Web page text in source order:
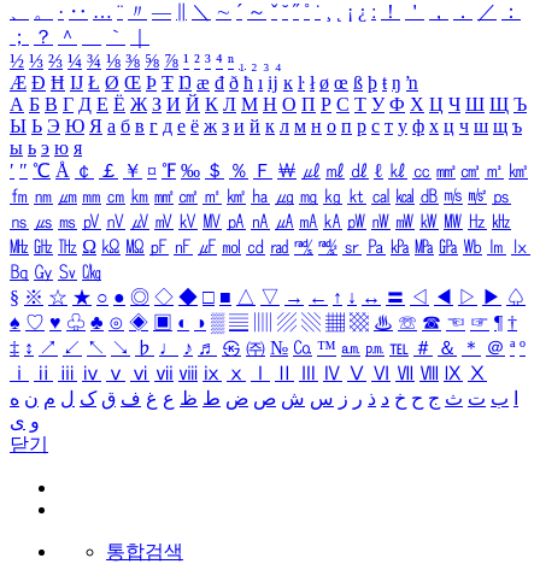
、
。 · ‥ … ¨ 〃 ― ＼ ∼ ´ ～ ˇ ˘ ˝ ˚ ˙ ¸ ¡ ¿ ː ！ ＇ ， ． ／
：
；
？ ＾ ｀
½ ⅓ ⅔ ¼ ¾ ⅛ ⅜ ⅝ ⅞ ¹ ² ³ ⁴ ⁿ ₁ ₂ ₃ ₄
Æ Ð Ħ Ĳ Ł Ø Œ Þ Ŧ Ŋ æ đ ð ħ ı ĳ ĸ ŀ ł ø œ ß þ ŧ ŋ ŉ
А Б В Г Д Е Ё Ж З И Й К Л М Н О П Р С Т У Ф Х Ц Ч Ш Щ Ъ
Ы Ь Э Ю Я а б в г д е ё ж з и й к л м н о п р с т у ф х ц ч ш щ ъ
ы ь э ю я
′ ″ ℃ Å ￠ ￡ ￥ ¤ ℉ ‰ ＄ ％ Ｆ ￦ ㎕ ㎖ ㎗ ℓ ㎘ ㏄ ㎣ ㎤ ㎥ ㎦
㎙ ㎚ ㎛ ㎜ ㎝ ㎞ ㎟ ㎠ ㎡ ㎢ ㏊ ㎍ ㎎ ㎏ ㏏ ㎈ ㎉ ㏈ ㎧ ㎨ ㎰
㎱ ㎲ ㎳ ㎴ ㎵ ㎶ ㎷ ㎸ ㎹ ㎀ ㎁ ㎂ ㎃ ㎄ ㎺ ㎻ ㎽ ㎾ ㎿ ㎐ ㎑
㎒ ㎓ ㎔ Ω ㏀ ㏁ ㎊ ㎋ ㎌ ㏖ ㏅ ㎭ ㎮ ㎯ ㏛ ㎩ ㎪ ㎫ ㎬ ㏝ ㏐
㏓
㏃ ㏉ ㏜ ㏆
§ ※ ☆ ★ ○ ● ◎ ◇ ◆ □ ■ △ ▽ → ← ↑ ↓ ↔ 〓 ◁ ◀ ▷ ▶ ♤
♠ ♡ ♥ ♧ ♣ ⊙ ◈ ▣ ◐ ◑ ▒ ▤ ▨ ▧ ▦ ▩ ♨ ☏ ☎ ☜ ☞ ¶ †
‡ ↕ ↗ ↙ ↖ ↘ ♭ ♩ ♪ ♬ ㉿ ㈜ № ㏇ ™ ㏂ ㏘ ℡ ＃ ＆ ＊ ＠ ª º
ⅰ
ⅱ ⅲ ⅳ ⅴ ⅵ ⅶ ⅷ ⅸ ⅹ Ⅳ Ⅴ Ⅵ Ⅶ Ⅷ Ⅸ Ⅹ
ب ت ث ج ح خ د ذ ر ز س ش ص ض ط ظ ع غ ف ق ک ل م ن ه
و ی
닫기
통합검색